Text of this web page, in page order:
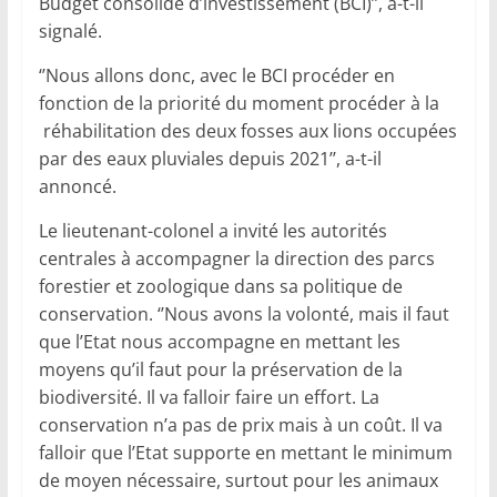
signalé.
‘’Nous allons donc, avec le BCI procéder en
fonction de la priorité du moment procéder à la
réhabilitation des deux fosses aux lions occupées
par des eaux pluviales depuis 2021’’, a-t-il
annoncé.
Le lieutenant-colonel a invité les autorités
centrales à accompagner la direction des parcs
forestier et zoologique dans sa politique de
conservation. ‘’Nous avons la volonté, mais il faut
que l’Etat nous accompagne en mettant les
moyens qu’il faut pour la préservation de la
biodiversité. Il va falloir faire un effort. La
conservation n’a pas de prix mais à un coût. Il va
falloir que l’Etat supporte en mettant le minimum
de moyen nécessaire, surtout pour les animaux